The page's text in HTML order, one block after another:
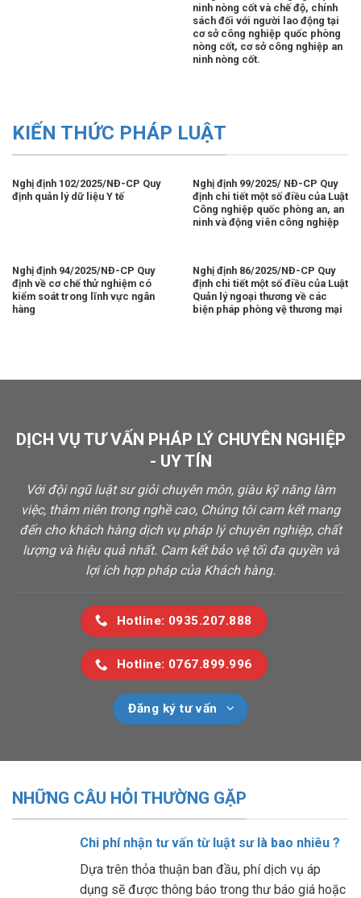
ninh nòng cốt và chế độ, chính
sách đối với người lao động tại
cơ sở công nghiệp quốc phòng
nòng cốt, cơ sở công nghiệp an
ninh nòng cốt.
KIẾN THỨC PHÁP LUẬT
Nghị định 102/2025/NĐ-CP Quy
định quản lý dữ liệu Y tế
Nghị định 99/2025/ NĐ-CP Quy
định chi tiết một số điều của Luật
Công nghiệp quốc phòng an, an
ninh và động viên công nghiệp
Nghị định 94/2025/NĐ-CP Quy
định về cơ chế thử nghiệm có
kiểm soát trong lĩnh vực ngân
hàng
Nghị định 86/2025/NĐ-CP Quy
định chi tiết một số điều của Luật
Quản lý ngoại thương về các
biện pháp phòng vệ thương mại
DỊCH VỤ TƯ VẤN PHÁP LÝ CHUYÊN NGHIỆP
- UY TÍN
Với đội ngũ luật sư giỏi chuyên môn, giàu kỹ năng làm
việc, thâm niên trong nghề cao, Chúng tôi cam kết mang
đến cho khách hàng dịch vụ pháp lý chuyên nghiệp, chất
lượng và hiệu quả nhất. Cam kết bảo vệ tối đa quyền và
lợi ích hợp pháp của Khách hàng.
Hotline: 0935.207.888
Hotline: 0767.899.996
Đăng ký tư vấn
NHỮNG CÂU HỎI THƯỜNG GẶP
Chi phí nhận tư vấn từ luật sư là bao nhiêu ?
Dựa trên thỏa thuận ban đầu, phí dịch vụ áp
dụng sẽ được thông báo trong thư báo giá hoặc